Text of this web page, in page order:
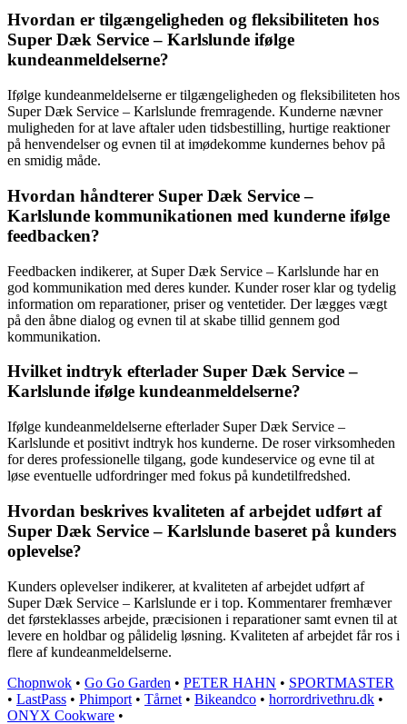
Hvordan er tilgængeligheden og fleksibiliteten hos
Super Dæk Service – Karlslunde ifølge
kundeanmeldelserne?
Ifølge kundeanmeldelserne er tilgængeligheden og fleksibiliteten hos
Super Dæk Service – Karlslunde fremragende. Kunderne nævner
muligheden for at lave aftaler uden tidsbestilling, hurtige reaktioner
på henvendelser og evnen til at imødekomme kundernes behov på
en smidig måde.
Hvordan håndterer Super Dæk Service –
Karlslunde kommunikationen med kunderne ifølge
feedbacken?
Feedbacken indikerer, at Super Dæk Service – Karlslunde har en
god kommunikation med deres kunder. Kunder roser klar og tydelig
information om reparationer, priser og ventetider. Der lægges vægt
på den åbne dialog og evnen til at skabe tillid gennem god
kommunikation.
Hvilket indtryk efterlader Super Dæk Service –
Karlslunde ifølge kundeanmeldelserne?
Ifølge kundeanmeldelserne efterlader Super Dæk Service –
Karlslunde et positivt indtryk hos kunderne. De roser virksomheden
for deres professionelle tilgang, gode kundeservice og evne til at
løse eventuelle udfordringer med fokus på kundetilfredshed.
Hvordan beskrives kvaliteten af arbejdet udført af
Super Dæk Service – Karlslunde baseret på kunders
oplevelse?
Kunders oplevelser indikerer, at kvaliteten af arbejdet udført af
Super Dæk Service – Karlslunde er i top. Kommentarer fremhæver
det førsteklasses arbejde, præcisionen i reparationer samt evnen til at
levere en holdbar og pålidelig løsning. Kvaliteten af arbejdet får ros i
flere af kundeanmeldelserne.
Chopnwok • Go Go Garden • PETER HAHN • SPORTMASTER
• LastPass • Phimport • Tårnet • Bikeandco • horrordrivethru.dk •
ONYX Cookware •